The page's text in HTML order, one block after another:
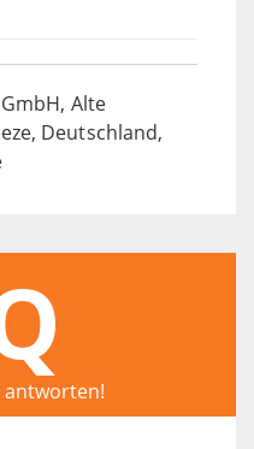
Alte
Deutschland,
antworten!